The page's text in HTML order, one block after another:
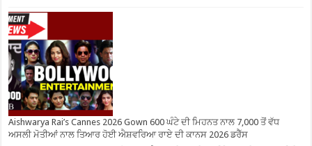
Aishwarya Rai’s Cannes 2026 Gown 600 ਘੰਟੇ ਦੀ ਮਿਹਨਤ ਨਾਲ 7,000 ਤੋਂ ਵੱਧ
ਅਸਲੀ ਮੋਤੀਆਂ ਨਾਲ ਤਿਆਰ ਹੋਈ ਐਸ਼ਵਰਿਆ ਰਾਏ ਦੀ ਕਾਨਸ 2026 ਡਰੈੱਸ